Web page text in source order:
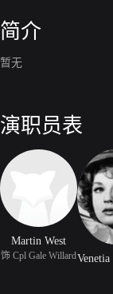
简介
暂无
演职员表
Martin West
饰 Cpl Gale Willard